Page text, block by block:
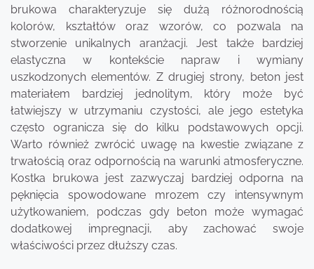
brukowa charakteryzuje się dużą różnorodnością
kolorów, kształtów oraz wzorów, co pozwala na
stworzenie unikalnych aranżacji. Jest także bardziej
elastyczna w kontekście napraw i wymiany
uszkodzonych elementów. Z drugiej strony, beton jest
materiałem bardziej jednolitym, który może być
łatwiejszy w utrzymaniu czystości, ale jego estetyka
często ogranicza się do kilku podstawowych opcji.
Warto również zwrócić uwagę na kwestie związane z
trwałością oraz odpornością na warunki atmosferyczne.
Kostka brukowa jest zazwyczaj bardziej odporna na
pęknięcia spowodowane mrozem czy intensywnym
użytkowaniem, podczas gdy beton może wymagać
dodatkowej impregnacji, aby zachować swoje
właściwości przez dłuższy czas.